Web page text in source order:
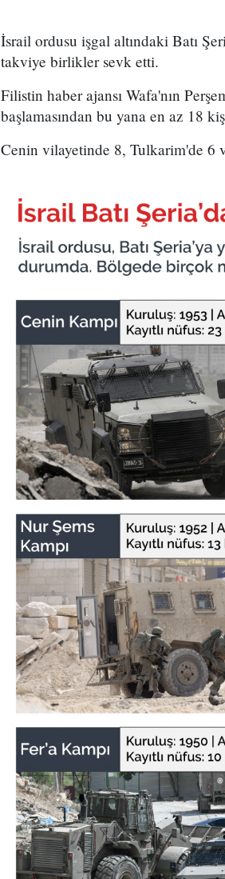
İsrail ordusu işgal altındaki Batı
takviye birlikler sevk etti.
Filistin haber ajansı Wafa'nın
başlamasından bu yana en az 18
Cenin vilayetinde 8, Tulkarim'de 6